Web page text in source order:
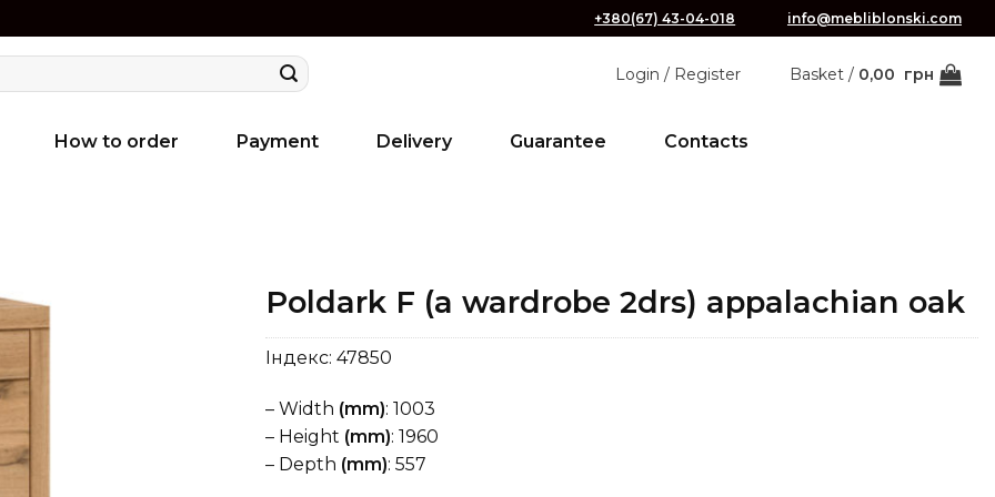
+380(67) 43-04-018 info@mebliblonski.com
Login / Register Basket / 0,00 грн
How to order Payment Delivery Guarantee Contacts
Poldark F (a wardrobe 2drs) appalachian oak
Індекс: 47850
– Width (mm): 1003
– Height (mm): 1960
– Depth (mm): 557